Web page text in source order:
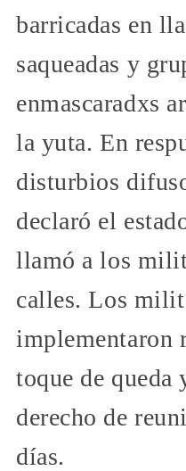
barricadas en
saqueadas y
enmascaradxs
la yuta. En
disturbios
declaró el
llamó a los
calles. Los
implementaron
toque de queda
derecho de
días.